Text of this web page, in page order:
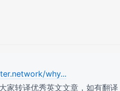
why...
家转译优秀英文文章，如有翻译